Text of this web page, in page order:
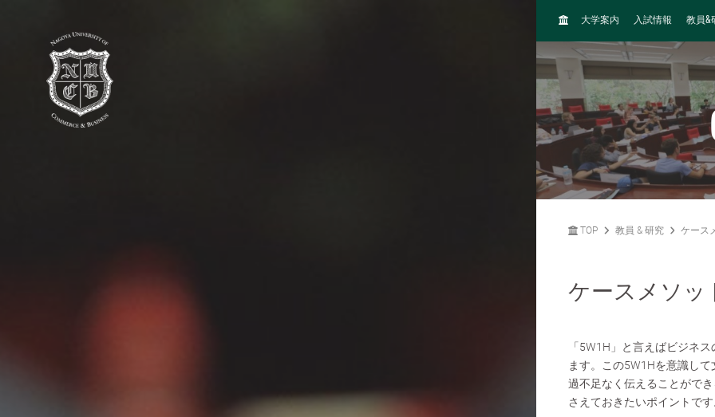
H
M
大学案内 入試情報 教員&
TOP 教員 & 研究 ケース
ケースメソッ
「5W1H」と言えばビジネ
ます。この5W1Hを意識し
過不足なく伝えることがで
さえておきたいポイントで